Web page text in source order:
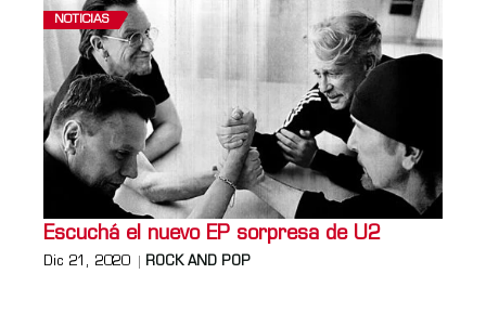
NOTICIAS
Escuchá el nuevo EP sorpresa de U2
Dic 21, 2020 ROCK AND POP